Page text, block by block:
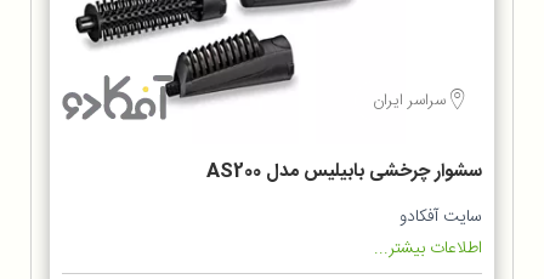
سراسر ایران
سشوار چرخشی بابیلیس مدل AS200
سایت آفکادو
اطلاعات بیشتر...